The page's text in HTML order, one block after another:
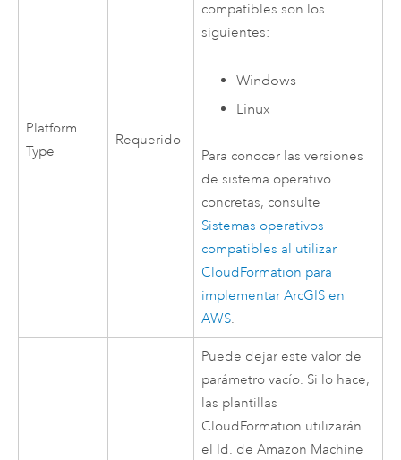
Platform
Type
Requerido
compatibles son los
siguientes:
Windows
Linux
Para conocer las versiones
de sistema operativo
concretas, consulte
Sistemas operativos
compatibles al utilizar
CloudFormation para
implementar ArcGIS en
AWS.
Puede dejar este valor de
parámetro vacío. Si lo hace,
las plantillas
CloudFormation utilizarán
el Id. deAmazon Machine